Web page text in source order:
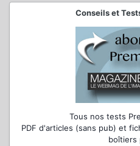
Conseils et
Tous nos tests
PDF d'articles (sans pub) et
boîtiers